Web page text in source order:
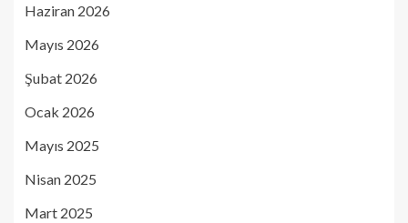
Haziran 2026
Mayıs 2026
Şubat 2026
Ocak 2026
Mayıs 2025
Nisan 2025
Mart 2025